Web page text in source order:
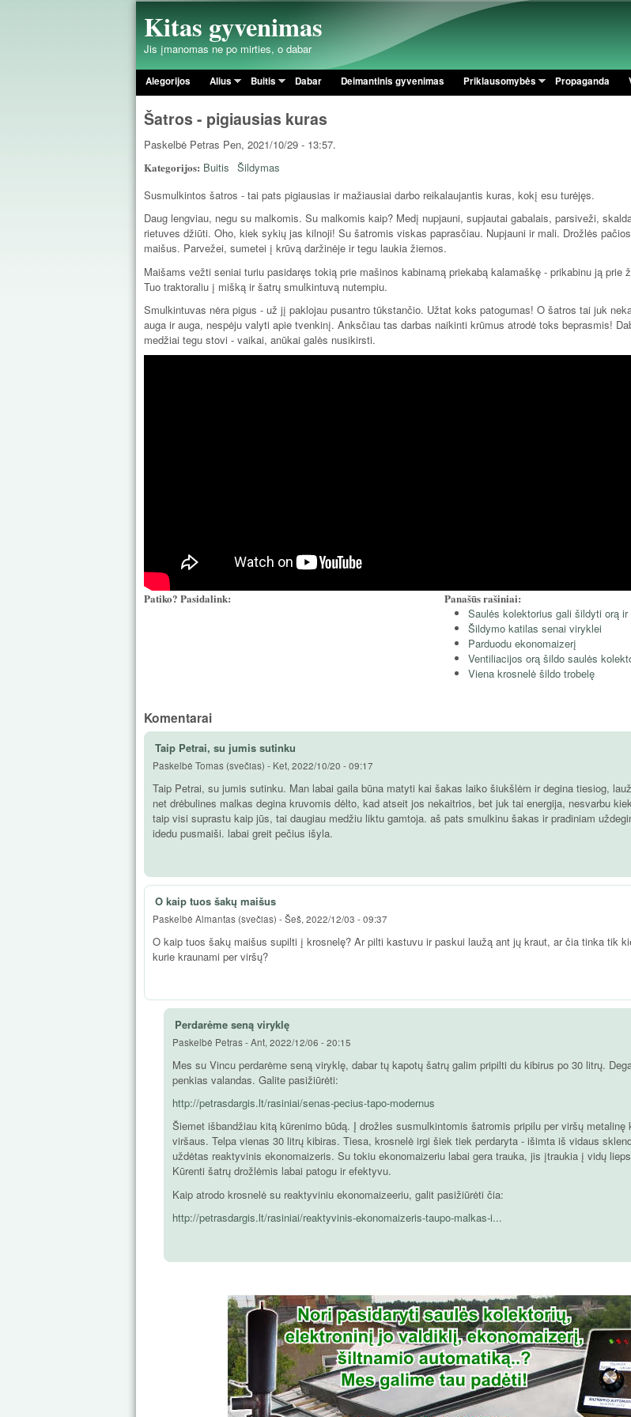
Pereiti į pagrindinį turinį
Kitas gyvenimas
Jis įmanomas ne po mirties, o dabar
Pagrindinis meniu
Alegorijos Alius Buitis Dabar Deimantinis gyvenimas Priklausomybės Propaganda
Šatros - pigiausias kuras
Paskelbė Petras Pen, 2021/10/29 - 13:57.
Kategorijos: Buitis Šildymas
Susmulkintos šatros - tai pats pigiausias ir mažiausiai darbo reikalaujantis kuras, kokį esu turėjęs.
Daug lengviau, negu su malkomis. Su malkomis kaip? Medį nupjauni, supjautai gabalais, parsiveži,
rietuves džiūti. Oho, kiek sykių jas kilnoji! Su šatromis viskas paprasčiau. Nupjauni ir mali. Drožlės
maišus. Parvežei, sumetei į krūvą daržinėje ir tegu laukia žiemos.
Maišams vežti seniai turiu pasidaręs tokią prie mašinos kabinamą priekabą kalamaškę - prikabinu ją prie
Tuo traktoraliu į mišką ir šatrų smulkintuvą nutempiu.
Smulkintuvas nėra pigus - už jį paklojau pusantro tūkstančio. Užtat koks patogumas! O šatros tai juk
auga ir auga, nespėju valyti apie tvenkinį. Anksčiau tas darbas naikinti krūmus atrodė toks beprasmis!
medžiai tegu stovi - vaikai, anūkai galės nusikirsti.
Patiko? Pasidalink:
Panašūs rašiniai:
Saulės kolektorius gali šildyti orą ir
Šildymo katilas senai viryklei
Parduodu ekonomaizerį
Ventiliacijos orą šildo saulės
Viena krosnelė šildo trobelę
Komentarai
Taip Petrai, su jumis sutinku
Paskelbė Tomas (svečias) - Ket, 2022/10/20 - 09:17
Taip Petrai, su jumis sutinku. Man labai gaila būna matyti kai šakas laiko šiukšlėm ir degina tiesiog,
net drėbulines malkas degina kruvomis dėlto, kad atseit jos nekaitrios, bet juk tai energija, nesvarbu
taip visi suprastu kaip jūs, tai daugiau medžiu liktu gamtoja. aš pats smulkinu šakas ir pradiniam
idedu pusmaiši. labai greit pečius išyla.
O kaip tuos šakų maišus
Paskelbė Almantas (svečias) -Šeš, 2022/12/03 - 09:37
O kaip tuos šakų maišus supilti į krosnelę? Ar pilti kastuvu ir paskui laužą ant jų kraut, ar čia tinka tik
kurie kraunami per viršų?
Perdarėme seną viryklę
Paskelbė Petras-Ant, 2022/12/06 - 20:15
Mes su Vincu perdarėme seną viryklę, dabar tų kapotų šatrų galim pripilti du kibirus po 30 litrų.
penkias valandas. Galite pasižiūrėti:
http://petrasdargis.lt/rasiniai/senas-pecius-tapo-modernus
Šiemet išbandžiau kitą kūrenimo būdą. Į drožles susmulkintomis šatromis pripilu per viršų metalinę
viršaus. Telpa vienas 30 litrų kibiras. Tiesa, krosnelė irgi šiek tiek perdaryta - išimta iš vidaus
uždėtas reaktyvinis ekonomaizeris. Su tokiu ekonomaizeriu labai gera trauka, jis įtraukia į vidų
Kūrenti šatrų drožlėmis labai patogu ir efektyvu.
Kaip atrodo krosnelė su reaktyviniu ekonomaizeeriu, galit pasižiūrėti čia:
http://petrasdargis.lt/rasiniai/reaktyvinis-ekonomaizeris-taupo-malkas-i...